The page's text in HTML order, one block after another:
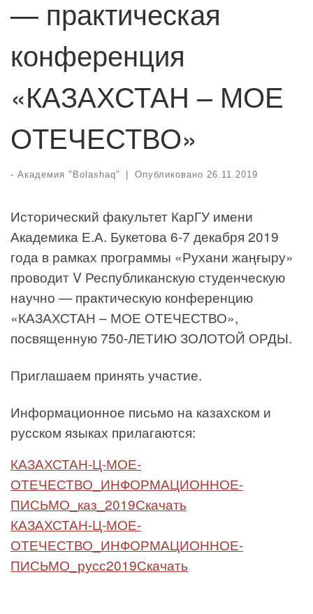
— практическая
конференция
«КАЗАХСТАН – МОЕ
ОТЕЧЕСТВО»
- Академия "Bolashaq" | Опубликовано 26.11.2019
Исторический факультет КарГУ имени
Академика Е.А. Букетова 6-7 декабря 2019
года в рамках программы «Рухани жаңғыру»
проводит V Республиканскую студенческую
научно — практическую конференцию
«КАЗАХСТАН – МОЕ ОТЕЧЕСТВО»,
посвященную 750-ЛЕТИЮ ЗОЛОТОЙ ОРДЫ.
Приглашаем принять участие.
Информационное письмо на казахском и
русском языках прилагаются:
КАЗАХСТАН-Ц-МОЕ-
ОТЕЧЕСТВО_ИНФОРМАЦИОННОЕ-
ПИСЬМО_каз_2019Скачать
КАЗАХСТАН-Ц-МОЕ-
ОТЕЧЕСТВО_ИНФОРМАЦИОННОЕ-
ПИСЬМО_русс2019Скачать